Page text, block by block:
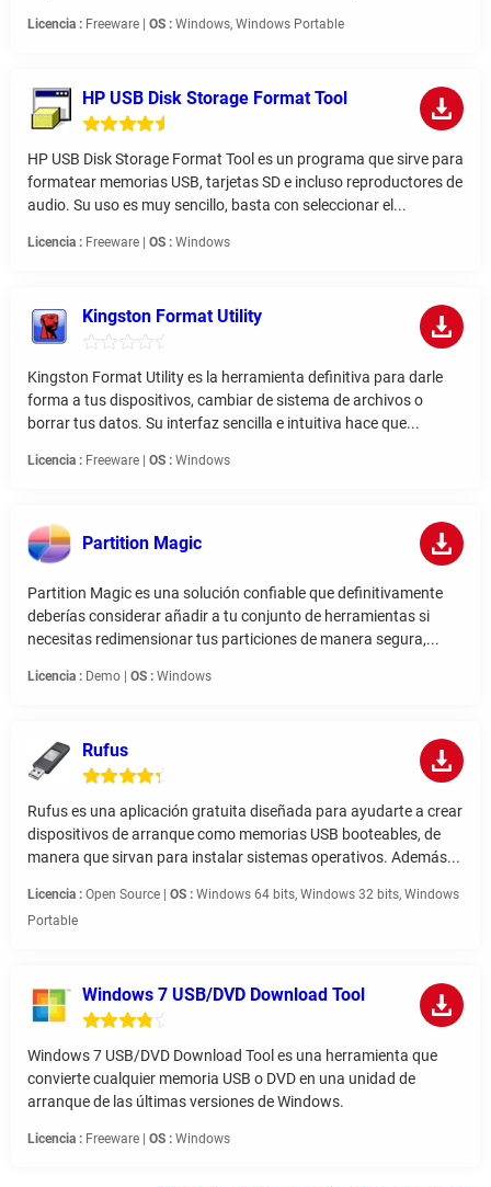
Licencia : Freeware | OS : Windows, Windows Portable
HP USB Disk Storage Format Tool
HP USB Disk Storage Format Tool es un programa que sirve para
formatear memorias USB, tarjetas SD e incluso reproductores de
audio. Su uso es muy sencillo, basta con seleccionar el...
Licencia : Freeware | OS : Windows
Kingston Format Utility
Kingston Format Utility es la herramienta definitiva para darle
forma a tus dispositivos, cambiar de sistema de archivos o
borrar tus datos. Su interfaz sencilla e intuitiva hace que...
Licencia : Freeware | OS : Windows
Partition Magic
Partition Magic es una solución confiable que definitivamente
deberías considerar añadir a tu conjunto de herramientas si
necesitas redimensionar tus particiones de manera segura,...
Licencia : Demo | OS : Windows
Rufus
Rufus es una aplicación gratuita diseñada para ayudarte a crear
dispositivos de arranque como memorias USB booteables, de
manera que sirvan para instalar sistemas operativos. Además...
Licencia : Open Source | OS : Windows 64 bits, Windows 32 bits, Windows
Portable
Windows 7 USB/DVD Download Tool
Windows 7 USB/DVD Download Tool es una herramienta que
convierte cualquier memoria USB o DVD en una unidad de
arranque de las últimas versiones de Windows.
Licencia : Freeware | OS : Windows